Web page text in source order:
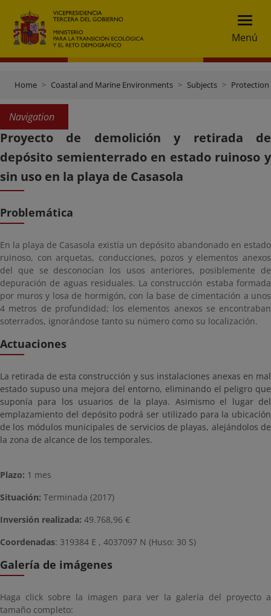
Menú
Home Coastal and Marine Environments Subjects
Navigation
Proyecto de demolición y retirada de
depósito semienterrado en estado ruinoso y
sin uso en la playa de Casasola
Problemática
En la playa de Casasola existía un depósito abandonado en estado
ruinoso, con arquetas, conducciones, pozos y elementos anexos
del que se desconocían los usos anteriores, posiblemente de
depuración de aguas residuales. La construcción estaba formada
por muros y losa de hormigón, con la base de cimentación a unos
4 metros de profundidad; los elementos anexos se encontraban
soterrados, ignorándose tanto su número como su localización.
Actuaciones
La retirada de esta construcción y sus instalaciones anexas en mal
estado supuso una mejora del entorno, eliminando el peligro que
suponía para los usuarios de la playa. Asimismo el lugar del
emplazamiento del depósito podrá ser utilizado para la ubicación
de los módulos municipales de servicios de playas, alejándolos de
la zona de alcance de los temporales.
Plazo: 1 mes
Situación: Terminada (2017)
Inversión realizada: 49.768,96 €
Coordenadas: 319384 E , 4037097 N (Huso: 30 S)
Galería de imágenes
Haga click sobre la imagen para ver la galería del proyecto a
tamaño completo: